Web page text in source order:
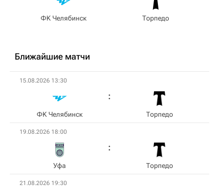
ФK Челябинск Торпедо
Ближайшие матчи
15.08.2026 13:30
ФK Челябинск Торпедо
19.08.2026 18:00
Уфа Торпедо
21.08.2026 19:30